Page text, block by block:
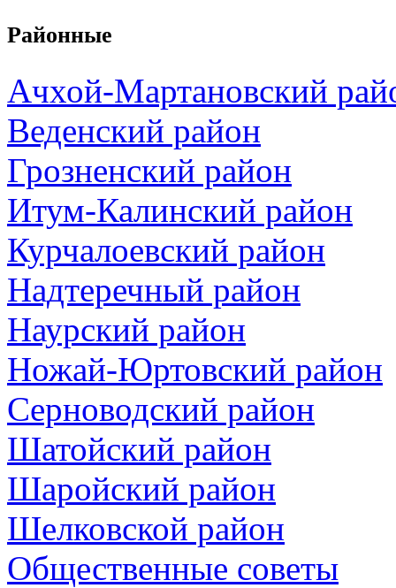
Районные
Ачхой-Мартановский
Веденский район
Грозненский район
Итум-Калинский район
Курчалоевский район
Надтеречный район
Наурский район
Ножай-Юртовский район
Серноводский район
Шатойский район
Шаройский район
Шелковской район
Общественные советы